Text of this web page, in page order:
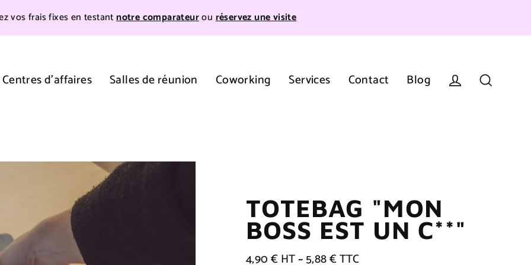
vos frais fixes en testantnotre comparateurouréservez une visite
Centres d'affaires Salles de réunion Coworking Services Contact Blog
TOTEBAG "MON
BOSS EST UN C**"
4,90 € HT ~ 5,88 € TTC